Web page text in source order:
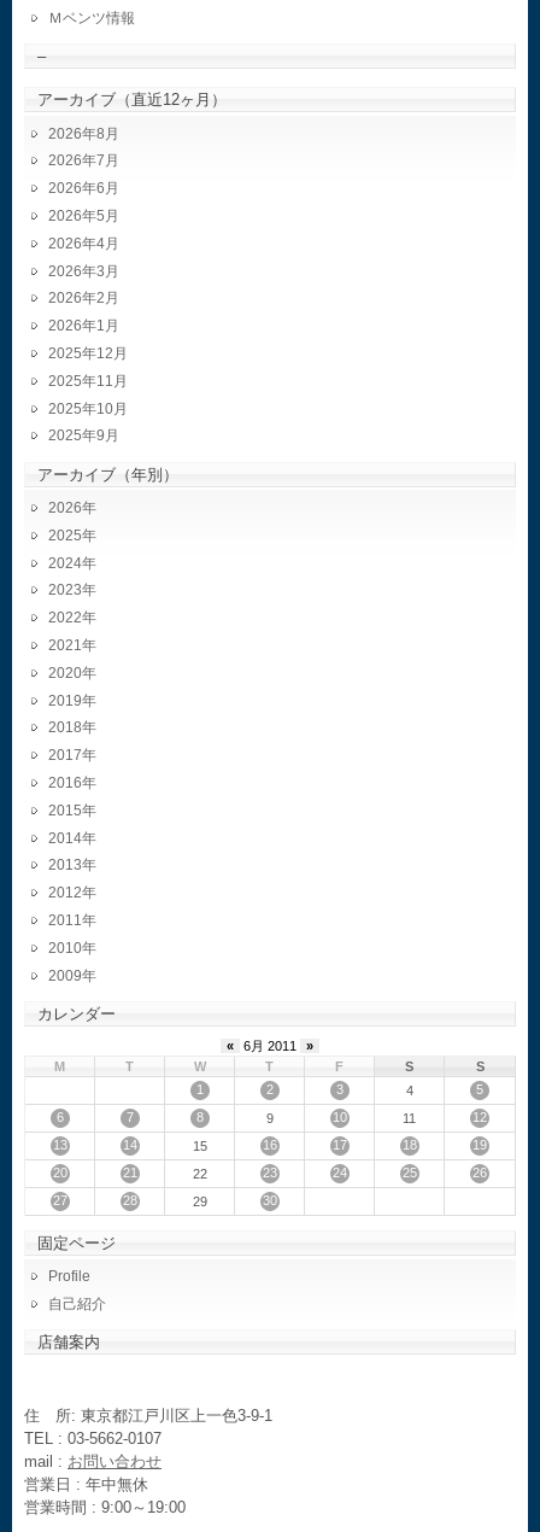
Ｍベンツ情報
–
アーカイブ（直近12ヶ月）
2026年8月
2026年7月
2026年6月
2026年5月
2026年4月
2026年3月
2026年2月
2026年1月
2025年12月
2025年11月
2025年10月
2025年9月
アーカイブ（年別）
2026
2025
2024
2023
2022
2021
2020
2019
2018
2017
2016
2015
2014
2013
2012
2011
2010
2009
カレンダー
« 6月 2011
»
M
T W T F S
S
1
2 3 4
5
6
7 8 9 10 11
12
13
14 15 16 17 18
19
20
21 22 23 24 25
26
27
28 29 30
固定ページ
Profile
自己紹介
店舗案内
住 所: 東京都江戸川区上一色3-9-1
TEL : 03-5662-0107
mail : お問い合わせ
営業日 : 年中無休
営業時間 : 9:00～19:00